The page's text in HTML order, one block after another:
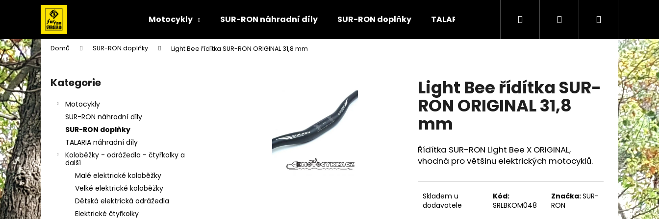
Motocykly SUR-RON náhradní díly SUR-RON doplňky TALARIA náhradní díly Koloběžky - odrážedla -
Hledat PřihlášeníNákupní
košík
Domů SUR-RON doplňky Light Bee řídítka SUR-RON ORIGINAL 31,8 mm
P
o
s
t
r
a
n
n
í
p
a
n
Přeskočit
kategorie
Kategorie
Motocykly
SUR-RON náhradní díly
SUR-RON doplňky
TALARIA náhradní díly
Koloběžky - odrážedla - čtyřkolky a
další
Malé elektrické koloběžky
Velké elektrické koloběžky
Dětská elektrická odrážedla
Elektrické čtyřkolky
Light Bee řídítka SUR-
RON ORIGINAL 31,8
mm
Řídítka SUR-RON Light Bee X ORIGINAL,
vhodná pro většinu elektrických motocyklů.
Skladem u
dodavatele
Kód:
SRLBKOM048
Značka:SUR-
RON
í
k
Zpět
do
obchodu
Zpět
do
obchodu
Co potřebujete najít?
Doporučujeme
Následující